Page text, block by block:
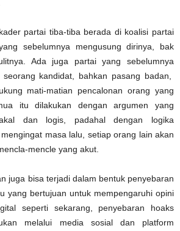
partai tiba-tiba berada di koalisi partai
sebelumnya mengusung dirinya, bak
Ada juga partai yang sebelumnya
kandidat, bahkan pasang badan,
mati-matian pencalonan orang yang
itu dilakukan dengan argumen yang
dan logis, padahal dengan logika
masa lalu, setiap orang lain akan
mencle yang akut.
juga bisa terjadi dalam bentuk penyebaran
yang bertujuan untuk mempengaruhi opini
seperti sekarang, penyebaran hoaks
melalui media sosial dan platform